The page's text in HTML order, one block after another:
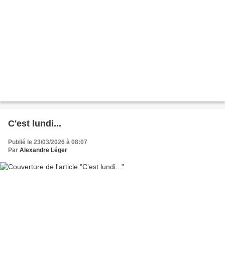
C'est lundi...
Publié le 23/03/2026 à 08:07
Par Alexandre Léger